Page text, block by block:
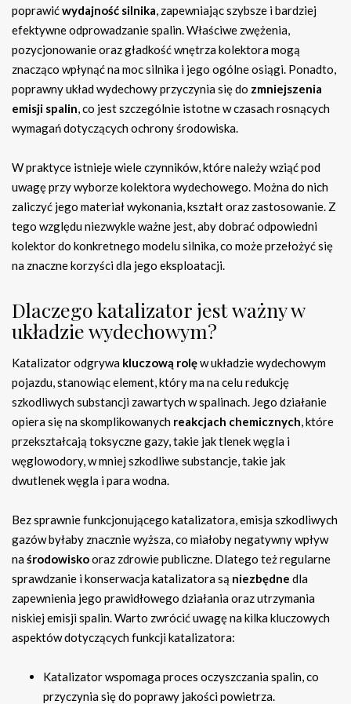
poprawićwydajność silnika, zapewniając szybsze i bardziej
efektywne odprowadzanie spalin. Właściwe zwężenia,
pozycjonowanie oraz gładkość wnętrza kolektora mogą
znacząco wpłynąć na moc silnika i jego ogólne osiągi. Ponadto,
poprawny układ wydechowy przyczynia się do zmniejszenia
emisji spalin, co jest szczególnie istotne w czasach rosnących
wymagań dotyczących ochrony środowiska.
W praktyce istnieje wiele czynników, które należy wziąć pod
uwagę przy wyborze kolektora wydechowego. Można do nich
zaliczyć jego materiał wykonania, kształt oraz zastosowanie. Z
tego względu niezwykle ważne jest, aby dobrać odpowiedni
kolektor do konkretnego modelu silnika, co może przełożyć się
na znaczne korzyści dla jego eksploatacji.
Dlaczego katalizator jest ważny w
układzie wydechowym?
Katalizator odgrywa kluczową rolęw układzie wydechowym
pojazdu, stanowiąc element, który ma na celu redukcję
szkodliwych substancji zawartych w spalinach. Jego działanie
opiera się na skomplikowanych reakcjach chemicznych, które
przekształcają toksyczne gazy, takie jak tlenek węgla i
węglowodory, w mniej szkodliwe substancje, takie jak
dwutlenek węgla i para wodna.
Bez sprawnie funkcjonującego katalizatora, emisja szkodliwych
gazów byłaby znacznie wyższa, co miałoby negatywny wpływ
naśrodowiskooraz zdrowie publiczne. Dlatego też regularne
sprawdzanie i konserwacja katalizatora są niezbędne dla
zapewnienia jego prawidłowego działania oraz utrzymania
niskiej emisji spalin. Warto zwrócić uwagę na kilka kluczowych
aspektów dotyczących funkcji katalizatora:
Katalizator wspomaga proces oczyszczania spalin, co
przyczynia się do poprawy jakości powietrza.